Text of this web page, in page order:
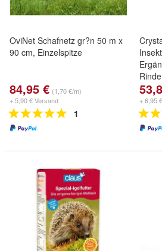
OviNet Schafnetz gr?n 50 m x
90 cm, Einzelspitze
84,95 € (1,70 €/m)
+ 5,90 € Versand
1
+ 6,95